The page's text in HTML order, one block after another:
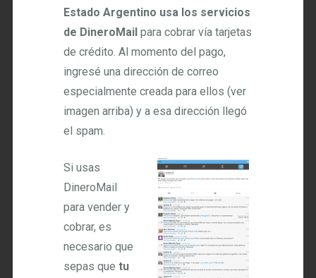
Estado Argentino usa los servicios
de DineroMail para cobrar vía tarjetas
de crédito. Al momento del pago,
ingresé una dirección de correo
especialmente creada para ellos (ver
imagen arriba) y a esa dirección llegó
el spam.
Si usas
DineroMail
para vender y
cobrar, es
necesario que
sepas quetu